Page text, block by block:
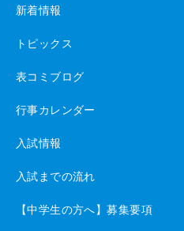
新着情報
トピックス
表コミブログ
行事カレンダー
入試情報
入試までの流れ
【中学生の方へ】募集要項